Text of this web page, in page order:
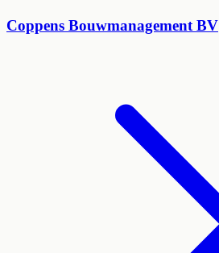
Coppens Bouwmanagement BV